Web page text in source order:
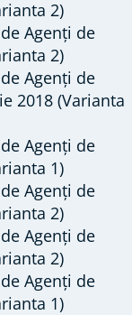
2)
Agenți de
2)
Agenți de
2018 (Varianta
Agenți de
1)
Agenți de
2)
Agenți de
2)
Agenți de
1)